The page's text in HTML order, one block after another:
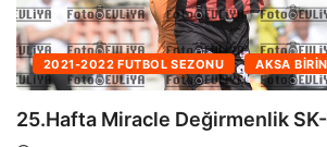
2021-2022 FUTBOL SEZONU
24.Hafta Maraş GSK-